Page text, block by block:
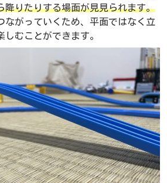
降りたりする場面が見見られます。
ながっていくため、平面ではなく立
むことができます。